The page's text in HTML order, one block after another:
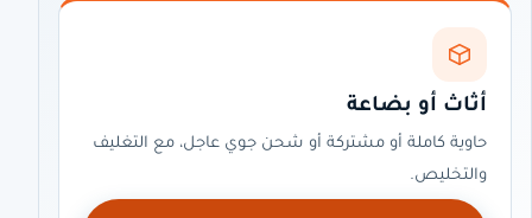
أثاث أو بضاعة
حاوية كاملة أو مشتركة أو شحن جوي عاجل، مع التغليف
والتخليص.